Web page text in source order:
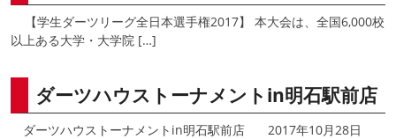
【学生ダーツリーグ全日本選手権2017】 本大会は、全国6,000校
以上ある大学・大学院 […]
ダーツハウストーナメントin明石駅前店
ダーツハウストーナメントin明石駅前店 2017年10月28日
日本語